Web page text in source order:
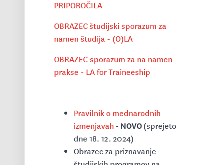
PRIPOROČILA
OBRAZEC študijski sporazum za
namen študija - (O)LA
OBRAZEC sporazum za na namen
prakse - LA for Traineeship
Pravilnik o mednarodnih
izmenjavah - NOVO(sprejeto
dne 18. 12. 2024)
Obrazec za priznavanje